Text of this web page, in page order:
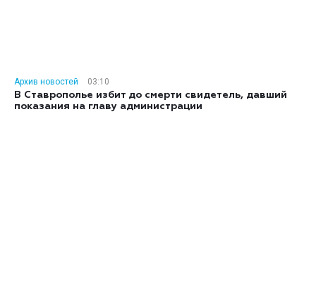
Архив новостей
03:10
В Ставрополье избит до смерти свидетель, давший
показания на главу администрации